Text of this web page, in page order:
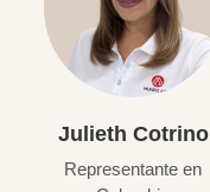
Julieth Cotrino
Representante en